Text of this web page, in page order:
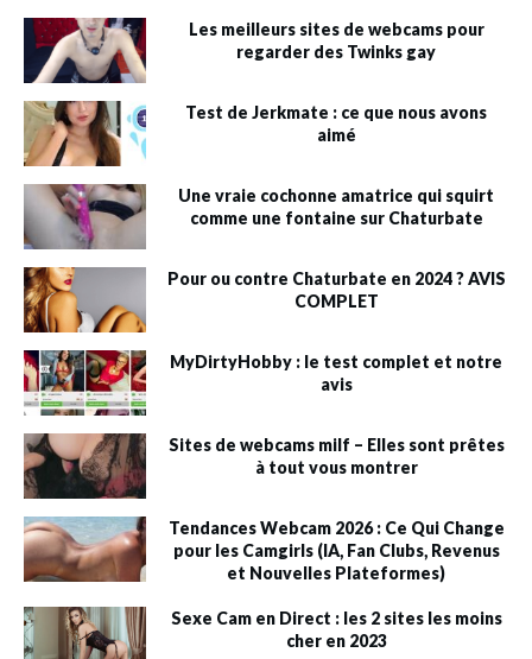
Les meilleurs sites de webcams pour
regarder des Twinks gay
Test de Jerkmate : ce que nous avons
aimé
Une vraie cochonne amatrice qui squirt
comme une fontaine sur Chaturbate
Pour ou contre Chaturbate en 2024 ? AVIS
COMPLET
MyDirtyHobby : le test complet et notre
avis
Sites de webcams milf – Elles sont prêtes
à tout vous montrer
Tendances Webcam 2026 : Ce Qui Change
pour les Camgirls (IA, Fan Clubs, Revenus
et Nouvelles Plateformes)
Sexe Cam en Direct : les 2 sites les moins
cher en 2023